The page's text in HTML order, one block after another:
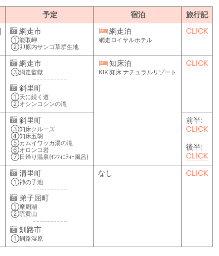
予定 宿泊
旅行記
網走市
①能取岬
②卯原内サンゴ草群生地
網走泊
網走ロイヤルホテル
CLICK
網走市
③網走監獄
----------
斜里町
①天に続く道
②オシンコシンの滝
知床泊
KIKI知床 ナチュラルリゾート
CLICK
斜里町
③知床クルーズ
④知床五胡
⑤カムイワッカ湯の滝
⑥オロンコ岩
⑦日帰り温泉(ｲﾝﾌｨﾆﾃｨｰ風呂)
前半:
CLICK
後半:
CLICK
清里町
①神の子池
----------
弟子屈町
①摩周湖
②硫黄山
----------
釧路市
①釧路湿原
なし CLICK